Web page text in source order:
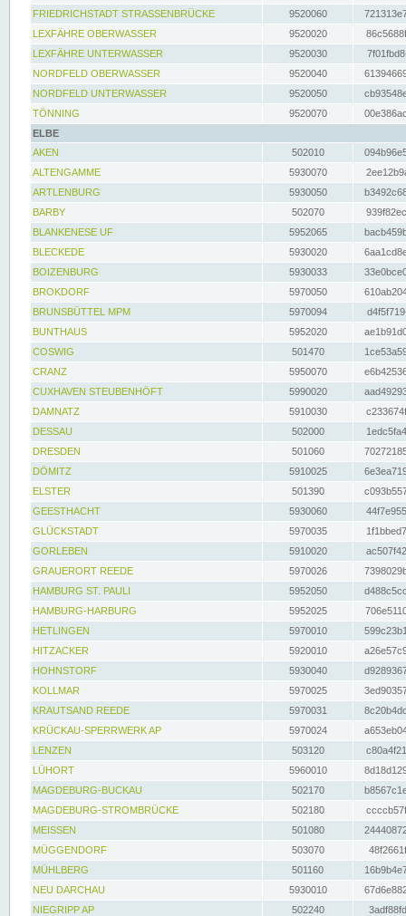
FRIEDRICHSTADT STRASSENBRÜCKE
9520060
LEXFÄHRE OBERWASSER
9520020
LEXFÄHRE UNTERWASSER
9520030
NORDFELD OBERWASSER
9520040
NORDFELD UNTERWASSER
9520050
TÖNNING
9520070
ELBE
AKEN
502010
ALTENGAMME
5930070
ARTLENBURG
5930050
BARBY
502070
BLANKENESE UF
5952065
BLECKEDE
5930020
BOIZENBURG
5930033
BROKDORF
5970050
BRUNSBÜTTEL MPM
5970094
BUNTHAUS
5952020
COSWIG
501470
CRANZ
5950070
CUXHAVEN STEUBENHÖFT
5990020
DAMNATZ
5910030
DESSAU
502000
DRESDEN
501060
DÖMITZ
5910025
ELSTER
501390
GEESTHACHT
5930060
GLÜCKSTADT
5970035
GORLEBEN
5910020
GRAUERORT REEDE
5970026
HAMBURG ST. PAULI
5952050
HAMBURG-HARBURG
5952025
HETLINGEN
5970010
HITZACKER
5920010
HOHNSTORF
5930040
KOLLMAR
5970025
KRAUTSAND REEDE
5970031
KRÜCKAU-SPERRWERK AP
5970024
LENZEN
503120
LÜHORT
5960010
MAGDEBURG-BUCKAU
502170
MAGDEBURG-STROMBRÜCKE
502180
MEISSEN
501080
MÜGGENDORF
503070
MÜHLBERG
501160
NEU DARCHAU
5930010
NIEGRIPP AP
502240